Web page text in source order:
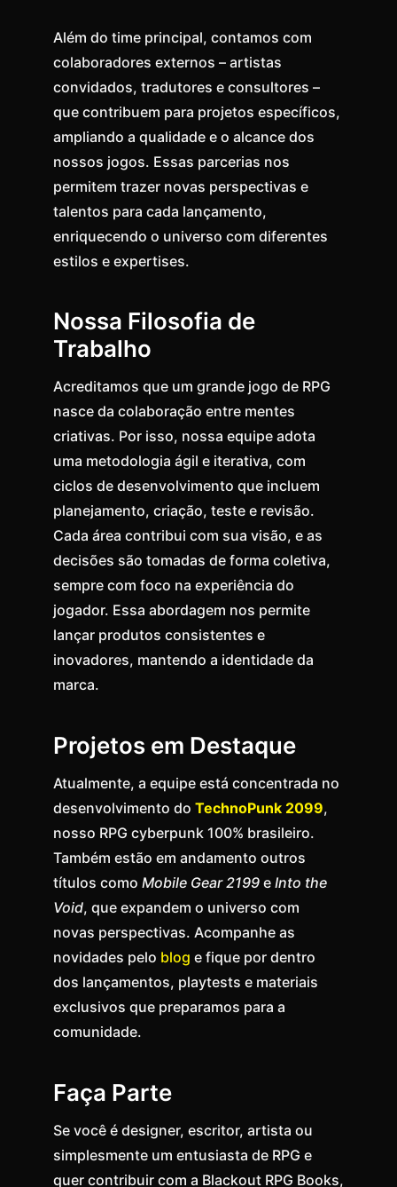
Além do time principal, contamos com
colaboradores externos – artistas
convidados, tradutores e consultores –
que contribuem para projetos específicos,
ampliando a qualidade e o alcance dos
nossos jogos. Essas parcerias nos
permitem trazer novas perspectivas e
talentos para cada lançamento,
enriquecendo o universo com diferentes
estilos e expertises.
Nossa Filosofia de
Trabalho
Acreditamos que um grande jogo de RPG
nasce da colaboração entre mentes
criativas. Por isso, nossa equipe adota
uma metodologia ágil e iterativa, com
ciclos de desenvolvimento que incluem
planejamento, criação, teste e revisão.
Cada área contribui com sua visão, e as
decisões são tomadas de forma coletiva,
sempre com foco na experiência do
jogador. Essa abordagem nos permite
lançar produtos consistentes e
inovadores, mantendo a identidade da
marca.
Projetos em Destaque
Atualmente, a equipe está concentrada no
desenvolvimento do TechnoPunk 2099,
nosso RPG cyberpunk 100% brasileiro.
Também estão em andamento outros
títulos como Mobile Gear 2199 e Into the
Void, que expandem o universo com
novas perspectivas. Acompanhe as
novidades pelo blog e fique por dentro
dos lançamentos, playtests e materiais
exclusivos que preparamos para a
comunidade.
Faça Parte
Se você é designer, escritor, artista ou
simplesmente um entusiasta de RPG e
quer contribuir com a Blackout RPG Books,